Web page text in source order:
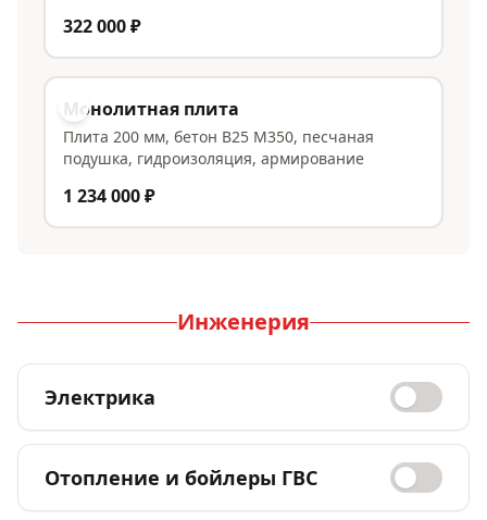
322 000 ₽
Монолитная плита
Плита 200 мм, бетон В25 М350, песчаная
подушка, гидроизоляция, армирование
1 234 000 ₽
Инженерия
Электрика
Отопление и бойлеры ГВС